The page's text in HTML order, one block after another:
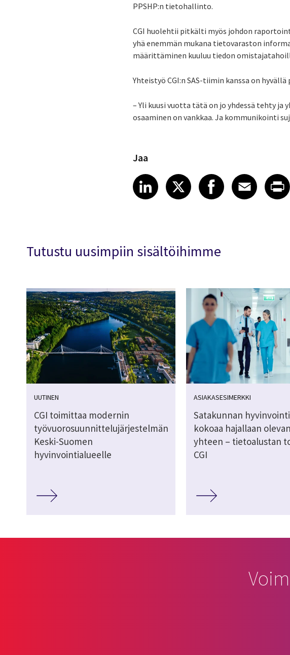
PPSHP:n tietohallinto.
CGI huolehtii pitkälti myös johdon
yhä enemmän mukana tietovaraston
määrittäminen kuuluu tiedon
Yhteistyö CGI:n SAS-tiimin kanssa on hyvällä
– Yli kuusi vuotta tätä on jo yhdessä tehty ja
osaaminen on vankkaa. Ja kommunikointi
Jaa
Share article on
LinkedIn
Share article on X
XShare article
Facebook
ShareEmail
Tutustu uusimpiin sisältöihimme
UUTINEN
CGI toimittaa modernin
työvuorosuunnittelujärjestelmän
Keski-Suomen
hyvinvointialueelle
ASIAKASESIMERKKI
Satakunnan
kokoaa hajallaan
yhteen – tietoalustan
CGI